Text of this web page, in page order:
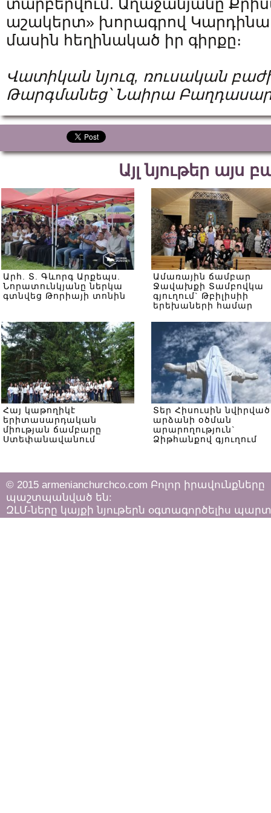
տարբերվում. Աղաջանյանը
աշակերտ» խորագրով
մասին հեղինակած իր գիրքը։
Վատիկան նյուզ, ռուսական
Թարգմանեց՝ Նաիրա
Այլ նյութեր այս
Արհ. Տ. Գևորգ Արքեպս.
Նորատունկյանը ներկա
գտնվեց Թորիայի տոնին
Ամառային ճամբար
Ջավախքի Տամբովկա
գյուղում` Թբիլիսիի
երեխաների համար
Հայ կաթողիկէ
երիտասարդական
միության ճամբարը
Ստեփանավանում
Տեր Հիսուսին նվիրված
արձանի օծման
արարողություն`
Ձիթհանքով գյուղում
© 2015 armenianchurchco.com Բոլոր իրավունքները
պաշտպանված են:
ԶԼՄ-ները կայքի նյութերն օգտագործելիս